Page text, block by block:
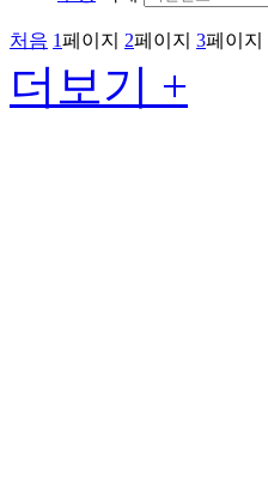
처음 1페이지 2페이지 3페이지
더보기 +